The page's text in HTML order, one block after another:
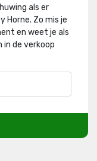
als er
Horne. Zo mis je
en weet je als
in de verkoop